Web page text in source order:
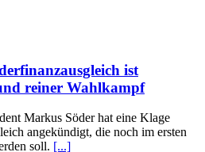
ist
reiner Wahlkampf
Markus Söder hat eine Klage
angekündigt, die noch im ersten
soll. [...]